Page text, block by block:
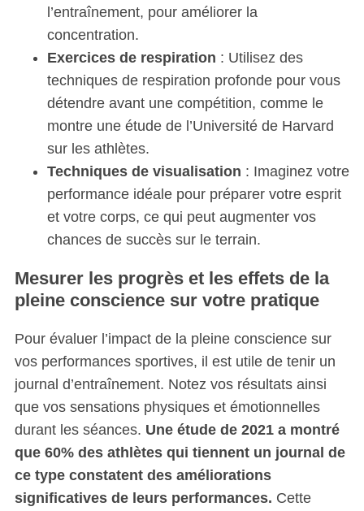
l’entraînement, pour améliorer la
concentration.
Exercices de respiration : Utilisez des
techniques de respiration profonde pour vous
détendre avant une compétition, comme le
montre une étude de l’Université de Harvard
sur les athlètes.
Techniques de visualisation : Imaginez votre
performance idéale pour préparer votre esprit
et votre corps, ce qui peut augmenter vos
chances de succès sur le terrain.
Mesurer les progrès et les effets de la
pleine conscience sur votre pratique
Pour évaluer l’impact de la pleine conscience sur
vos performances sportives, il est utile de tenir un
journal d’entraînement. Notez vos résultats ainsi
que vos sensations physiques et émotionnelles
durant les séances. Une étude de 2021 a montré
que 60% des athlètes qui tiennent un journal de
ce type constatent des améliorations
significatives de leurs performances. Cette